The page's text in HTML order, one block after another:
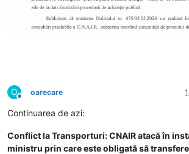
O
Deconectat
oarecare
Continuarea de azi:
Conflict la Transporturi: CNAIR atacă în
ministru prin care este obligată să